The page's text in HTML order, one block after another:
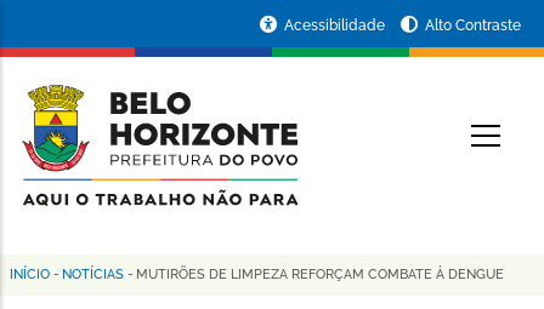
conteúdo
principal
da
Prefeitura
de
Horizonte
Acessibilidade Alto Contraste
Trilha
INÍCIO - NOTÍCIAS - MUTIRÕES DE LIMPEZA REFORÇAM COMBATE À DENGUE